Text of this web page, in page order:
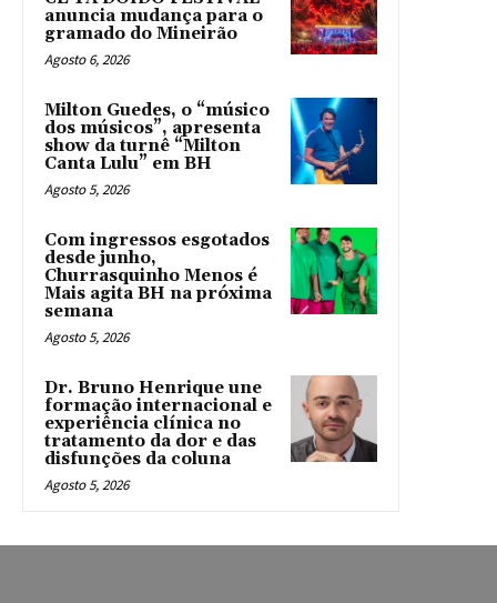
anuncia mudança para o
gramado do Mineirão
Agosto 6, 2026
Milton Guedes, o “músico
dos músicos”, apresenta
show da turnê “Milton
Canta Lulu” em BH
Agosto 5, 2026
Com ingressos esgotados
desde junho,
Churrasquinho Menos é
Mais agita BH na próxima
semana
Agosto 5, 2026
Dr. Bruno Henrique une
formação internacional e
experiência clínica no
tratamento da dor e das
disfunções da coluna
Agosto 5, 2026